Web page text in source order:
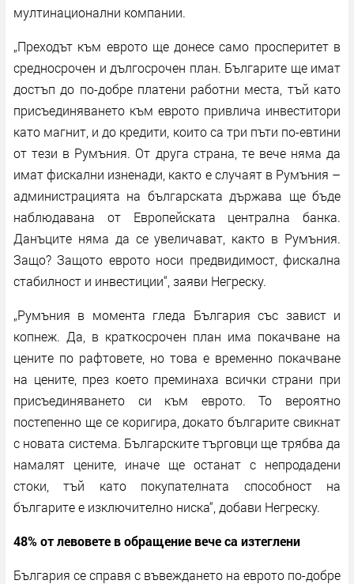
мултинационални компании.
„Преходът към еврото ще донесе само просперитет в
средносрочен и дългосрочен план. Българите ще имат
достъп до по-добре платени работни места, тъй като
присъединяването към еврото привлича инвеститори
като магнит, и до кредити, които са три пъти по-евтини
от тези в Румъния. От друга страна, те вече няма да
имат фискални изненади, както е случаят в Румъния –
администрацията на българската държава ще бъде
наблюдавана от Европейската централна банка.
Данъците няма да се увеличават, както в Румъния.
Защо? Защото еврото носи предвидимост, фискална
стабилност и инвестиции“, заяви Негреску.
„Румъния в момента гледа България със завист и
копнеж. Да, в краткосрочен план има покачване на
цените по рафтовете, но това е временно покачване
на цените, през което преминаха всички страни при
присъединяването си към еврото. То вероятно
постепенно ще се коригира, докато българите свикнат
с новата система. Българските търговци ще трябва да
намалят цените, иначе ще останат с непродадени
стоки, тъй като покупателната способност на
българите е изключително ниска“, добави Негреску.
48% от левовете в обращение вече са изтеглени
България се справя с въвеждането на еврото по-добре